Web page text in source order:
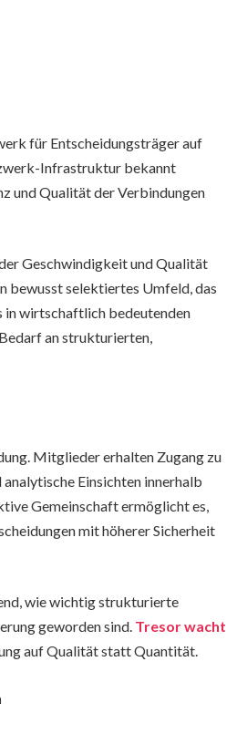
für Entscheidungsträger auf
Infrastruktur bekannt
und Qualität der Verbindungen
Geschwindigkeit und Qualität
bewusst selektiertes Umfeld, das
in wirtschaftlich bedeutenden
an strukturierten,
Mitglieder erhalten Zugang zu
Einsichten innerhalb
Gemeinschaft ermöglicht es,
mit höherer Sicherheit
wie wichtig strukturierte
geworden sind. Tresor wacht
auf Qualität statt Quantität.